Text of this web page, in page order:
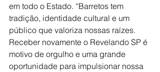
em todo o Estado. “Barretos tem
tradição, identidade cultural e um
público que valoriza nossas raízes.
Receber novamente o Revelando SP é
motivo de orgulho e uma grande
oportunidade para impulsionar nossa